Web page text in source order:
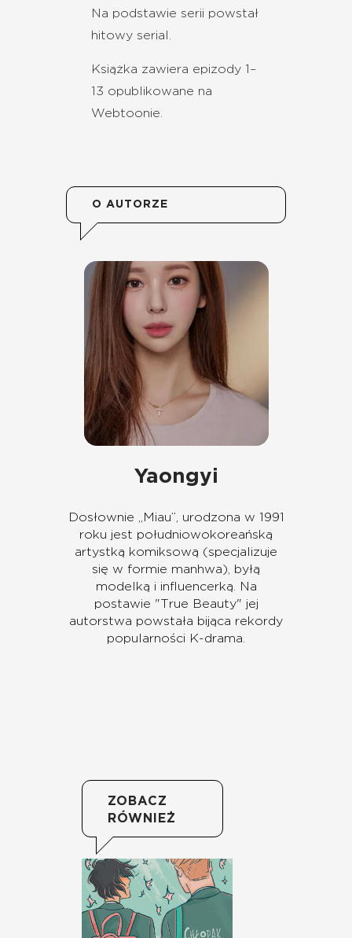
Na podstawie serii powstał
hitowy serial.
Książka zawiera epizody 1–
13 opublikowane na
Webtoonie.
O AUTORZE
Yaongyi
Dosłownie „Miau”, urodzona w 1991
roku jest południowokoreańską
artystką komiksową (specjalizuje
się w formie manhwa), byłą
modelką i influencerką. Na
postawie "True Beauty" jej
autorstwa powstała bijąca rekordy
popularności K-drama.
ZOBACZ
RÓWNIEŻ